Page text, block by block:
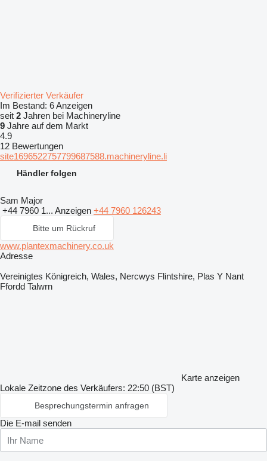
Verifizierter Verkäufer
Im Bestand: 6 Anzeigen
seit 2 Jahren bei Machineryline
9 Jahre auf dem Markt
4.9
12 Bewertungen
site1696522757799687588.machineryline.li
Händler folgen
Sam Major
+44 7960 1... Anzeigen +44 7960 126243
Bitte um Rückruf
www.plantexmachinery.co.uk
Adresse
Vereinigtes Königreich, Wales, Nercwys Flintshire, Plas Y Nant
Ffordd Talwrn
Karte anzeigen
Lokale Zeitzone des Verkäufers: 22:50 (BST)
Besprechungstermin anfragen
Die E-mail senden